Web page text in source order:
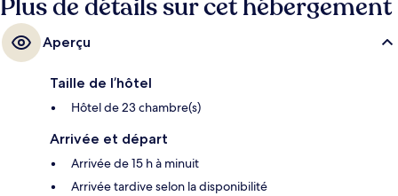
Plus de détails sur cet hébergement
Aperçu
Taille de l’hôtel
Hôtel de 23 chambre(s)
Arrivée et départ
Arrivée de 15 h à minuit
Arrivée tardive selon la disponibilité